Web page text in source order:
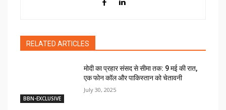
RELATED ARTICLES
BBN-EXCLUSIVE
मोदी का प्रहार संसद से सीमा तक: 9 मई की रात,
एक फोन कॉल और पाकिस्तान को चेतावनी
July 30, 2025